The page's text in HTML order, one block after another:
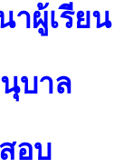
ผู้เรียน
บาล
อบ